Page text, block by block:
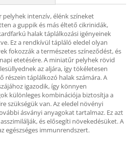
intenzív, élénk színeket
a guppik és más éltető cikrinidák,
halak táplálkozási igényeinek
Ez a rendkívül tápláló eledel olyan
fokozzák a természetes színeződést, és
etetésére. A miniatűr pelyhek rövid
az aljára, így tökéletesen
részein táplálkozó halak számára. A
igazodik, így könnyen
különleges kombinációja biztosítja a
szükségük van. Az eledel növényi
ásványi anyagokat tartalmaz. Ez azt
és elősegíti növekedésüket. A
egészséges immunrendszert.